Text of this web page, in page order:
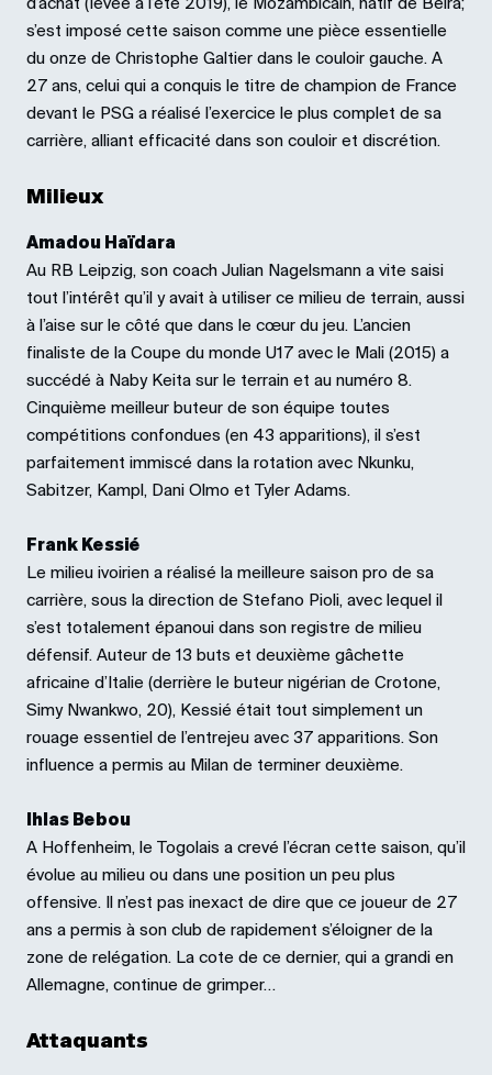
s’est imposé cette saison comme une pièce essentielle
du onze de Christophe Galtier dans le couloir gauche. A
27 ans, celui qui a conquis le titre de champion de France
devant le PSG a réalisé l’exercice le plus complet de sa
carrière, alliant efficacité dans son couloir et discrétion.
Milieux
Amadou Haïdara
Au RB Leipzig, son coach Julian Nagelsmann a vite saisi
tout l’intérêt qu’il y avait à utiliser ce milieu de terrain, aussi
à l’aise sur le côté que dans le cœur du jeu. L’ancien
finaliste de la Coupe du monde U17 avec le Mali (2015) a
succédé à Naby Keita sur le terrain et au numéro 8.
Cinquième meilleur buteur de son équipe toutes
compétitions confondues (en 43 apparitions), il s’est
parfaitement immiscé dans la rotation avec Nkunku,
Sabitzer, Kampl, Dani Olmo et Tyler Adams.
Frank Kessié
Le milieu ivoirien a réalisé la meilleure saison pro de sa
carrière, sous la direction de Stefano Pioli, avec lequel il
s’est totalement épanoui dans son registre de milieu
défensif. Auteur de 13 buts et deuxième gâchette
africaine d’Italie (derrière le buteur nigérian de Crotone,
Simy Nwankwo, 20), Kessié était tout simplement un
rouage essentiel de l’entrejeu avec 37 apparitions. Son
influence a permis au Milan de terminer deuxième.
Ihlas Bebou
A Hoffenheim, le Togolais a crevé l’écran cette saison, qu’il
évolue au milieu ou dans une position un peu plus
offensive. Il n’est pas inexact de dire que ce joueur de 27
ans a permis à son club de rapidement s’éloigner de la
zone de relégation. La cote de ce dernier, qui a grandi en
Allemagne, continue de grimper…
Attaquants